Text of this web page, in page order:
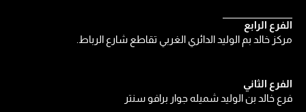
الفرع الثاني
فرع خالد بن الوليد شميله جوار برافو سنتر
الفرع الرابع
مركز خالد بم الوليد الدائري الغربي تقاطع شارع الرباط.